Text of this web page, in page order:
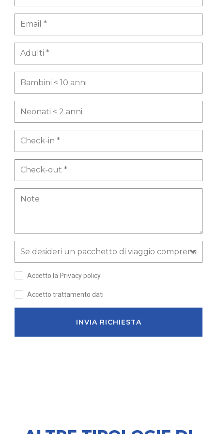
Accetto la Privacy policy
Accetto trattamento dati
INVIA RICHIESTA